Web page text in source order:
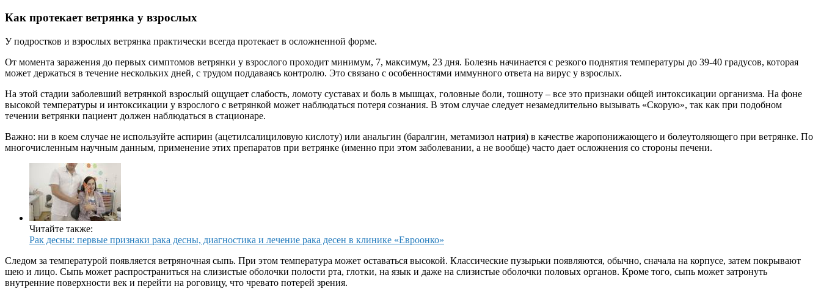
Как протекает ветрянка у взрослых
У подростков и взрослых ветрянка практически всегда протекает в осложненной форме.
От момента заражения до первых симптомов ветрянки у взрослого проходит минимум, 7, максимум, 23 дня. Болезнь начинается с резкого поднятия температуры до 39-40 градусов, которая
может держаться в течение нескольких дней, с трудом поддаваясь контролю. Это связано с особенностями иммунного ответа на вирус у взрослых.
На этой стадии заболевший ветрянкой взрослый ощущает слабость, ломоту суставах и боль в мышцах, головные боли, тошноту – все это признаки общей интоксикации организма. На фоне
высокой температуры и интоксикации у взрослого с ветрянкой может наблюдаться потеря сознания. В этом случае следует незамедлительно вызывать «Скорую», так как при подобном
течении ветрянки пациент должен наблюдаться в стационаре.
Важно: ни в коем случае не используйте аспирин (ацетилсалициловую кислоту) или анальгин (баралгин, метамизол натрия) в качестве жаропонижающего и болеутоляющего при ветрянке. По
многочисленным научным данным, применение этих препаратов при ветрянке (именно при этом заболевании, а не вообще) часто дает осложнения со стороны печени.
Читайте также:
Рак десны: первые признаки рака десны, диагностика и лечение рака десен в клинике «Евроонко»
Следом за температурой появляется ветряночная сыпь. При этом температура может оставаться высокой. Классические пузырьки появляются, обычно, сначала на корпусе, затем покрывают
шею и лицо. Сыпь может распространиться на слизистые оболочки полости рта, глотки, на язык и даже на слизистые оболочки половых органов. Кроме того, сыпь может затронуть
внутренние поверхности век и перейти на роговицу, что чревато потерей зрения.